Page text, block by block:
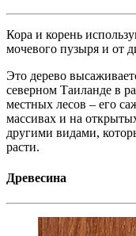
Кора и корень
мочевого пузыря и от
Это дерево
северном Таиланде в
местных лесов – его
массивах и на
другими видами,
расти.
Древесина